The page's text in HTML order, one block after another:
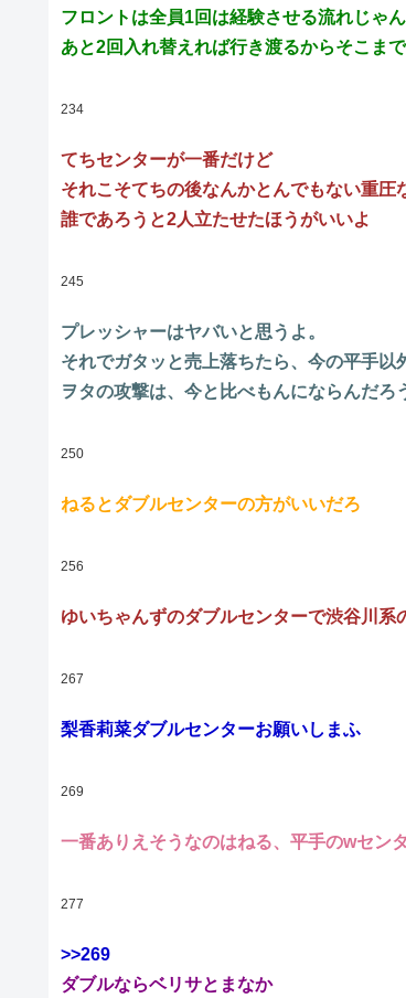
フロントは全員1回は経験させる流れじゃん
あと2回入れ替えれば行き渡るからそこま
234
てちセンターが一番だけど
それこそてちの後なんかとんでもない重圧
誰であろうと2人立たせたほうがいいよ
245
プレッシャーはヤバいと思うよ。
それでガタッと売上落ちたら、今の平手
ヲタの攻撃は、今と比べもんにならんだろ
250
ねるとダブルセンターの方がいいだろ
256
ゆいちゃんずのダブルセンターで渋谷川系
267
梨香莉菜ダブルセンターお願いしまふ
269
一番ありえそうなのはねる、平手のwセン
277
>>269
ダブルならベリサとまなか